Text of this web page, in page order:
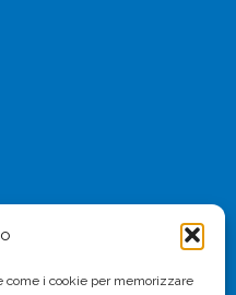
i cookie per memorizzare